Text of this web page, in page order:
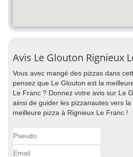
Avis Le Glouton Rignieux
Vous avec mangé des pizzas dans
pensez que Le Glouton est la
Le Franc ? Donnez votre avis sur Le
ainsi de guider les pizzanautes vers
meilleure pizza à Rignieux Le Franc !